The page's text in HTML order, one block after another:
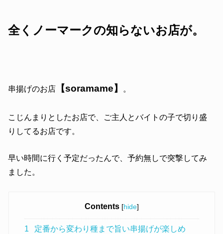
全くノーマークの知らないお店が。
串揚げのお店 【soramame】 。
こじんまりとしたお店で、ご主人とバイトの子で切り盛
りしてるお店です。
早い時間に行く予定だったんで、予約無しで突撃してみ
ました。
Contents [hide]
1
定番から変わり種まで旨い串揚げが楽しめ